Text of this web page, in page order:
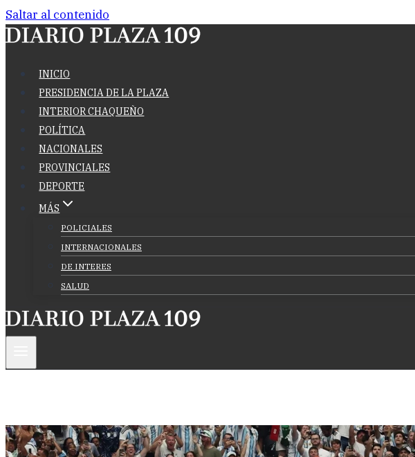
Saltar al contenido
INICIO
PRESIDENCIA DE LA PLAZA
INTERIOR CHAQUEÑO
POLÍTICA
NACIONALES
PROVINCIALES
DEPORTE
MÁS
POLICIALES
INTERNACIONALES
DE INTERES
SALUD